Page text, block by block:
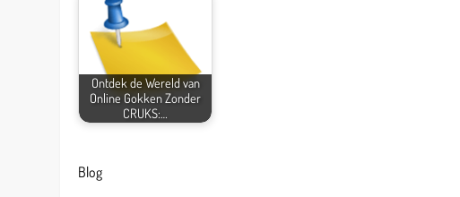
Ontdek de Wereld van
Online Gokken Zonder
CRUKS:…
Blog